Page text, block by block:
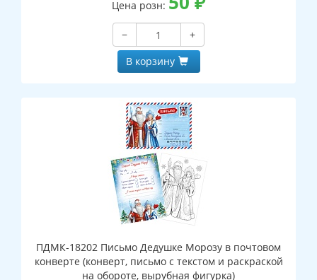
Цена розн:
−
+
В корзину
ПДМК-18202 Письмо Дедушке Морозу в почтовом
конверте (конверт, письмо с текстом и раскраской
на обороте, вырубная фигурка)